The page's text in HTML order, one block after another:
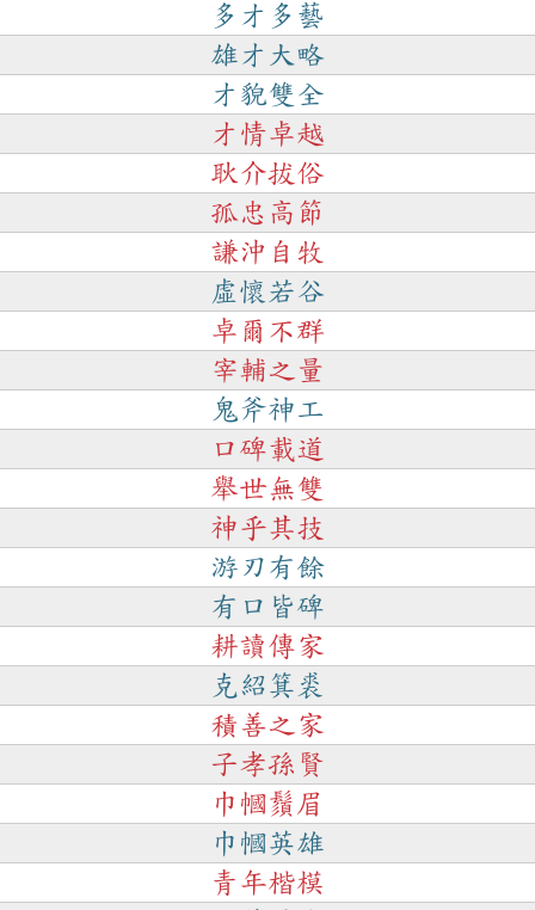
多才多藝
雄才大略
才貌雙全
才情卓越
耿介拔俗
孤忠高節
謙沖自牧
虛懷若谷
卓爾不群
宰輔之量
鬼斧神工
口碑載道
舉世無雙
神乎其技
游刃有餘
有口皆碑
耕讀傳家
克紹箕裘
積善之家
子孝孫賢
巾幗鬚眉
巾幗英雄
青年楷模